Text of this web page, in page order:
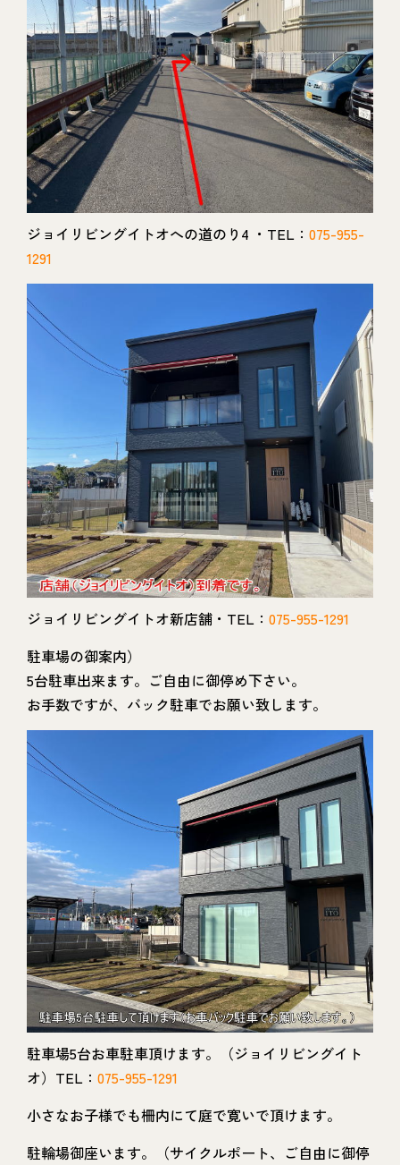
ジョイリビングイトオへの道のり4 ・TEL： 075-955-
1291
ジョイリビングイトオ新店舗・TEL： 075-955-1291
駐車場の御案内）
5台駐車出来ます。ご自由に御停め下さい。
お手数ですが、バック駐車でお願い致します。
駐車場5台お車駐車頂けます。（ジョイリビングイト
オ）TEL： 075-955-1291
小さなお子様でも柵内にて庭で寛いで頂けます。
駐輪場御座います。（サイクルポート、ご自由に御停